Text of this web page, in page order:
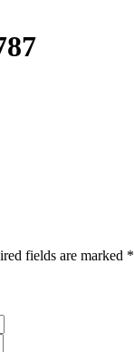
fields are marked *